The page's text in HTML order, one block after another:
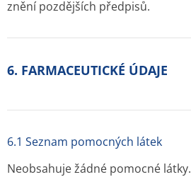
znění pozdějších předpisů.
6. FARMACEUTICKÉ ÚDAJE
6.1 Seznam pomocných látek
Neobsahuje žádné pomocné látky.